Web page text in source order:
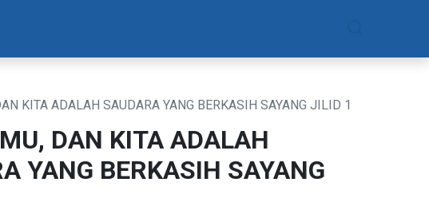
KITA ADALAH SAUDARA YANG BERKASIH SAYANG JILID 1
DAN KITA ADALAH
YANG BERKASIH SAYANG